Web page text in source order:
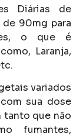
Diárias de
90mg para
o que é
Laranja,
variados
sua dose
tanto que não
fumantes,